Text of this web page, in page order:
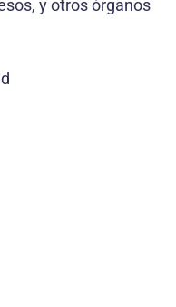
y otros órganos